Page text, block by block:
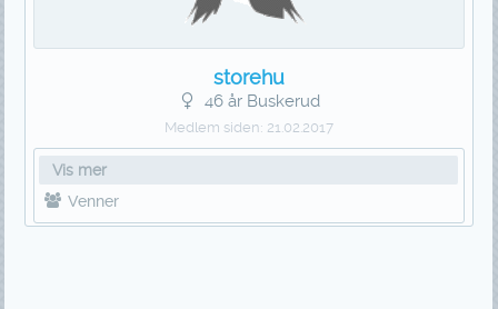
storehu
46 år Buskerud
Medlem siden: 21.02.2017
Vis mer
Venner